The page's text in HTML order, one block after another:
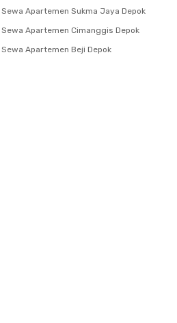
Sewa Apartemen Sukma Jaya Depok
Sewa Apartemen Cimanggis Depok
Sewa Apartemen Beji Depok